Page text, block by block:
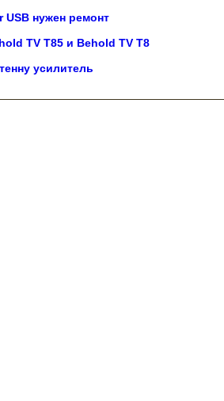
USB нужен ремонт
TV T85 и Behold TV T8
усилитель